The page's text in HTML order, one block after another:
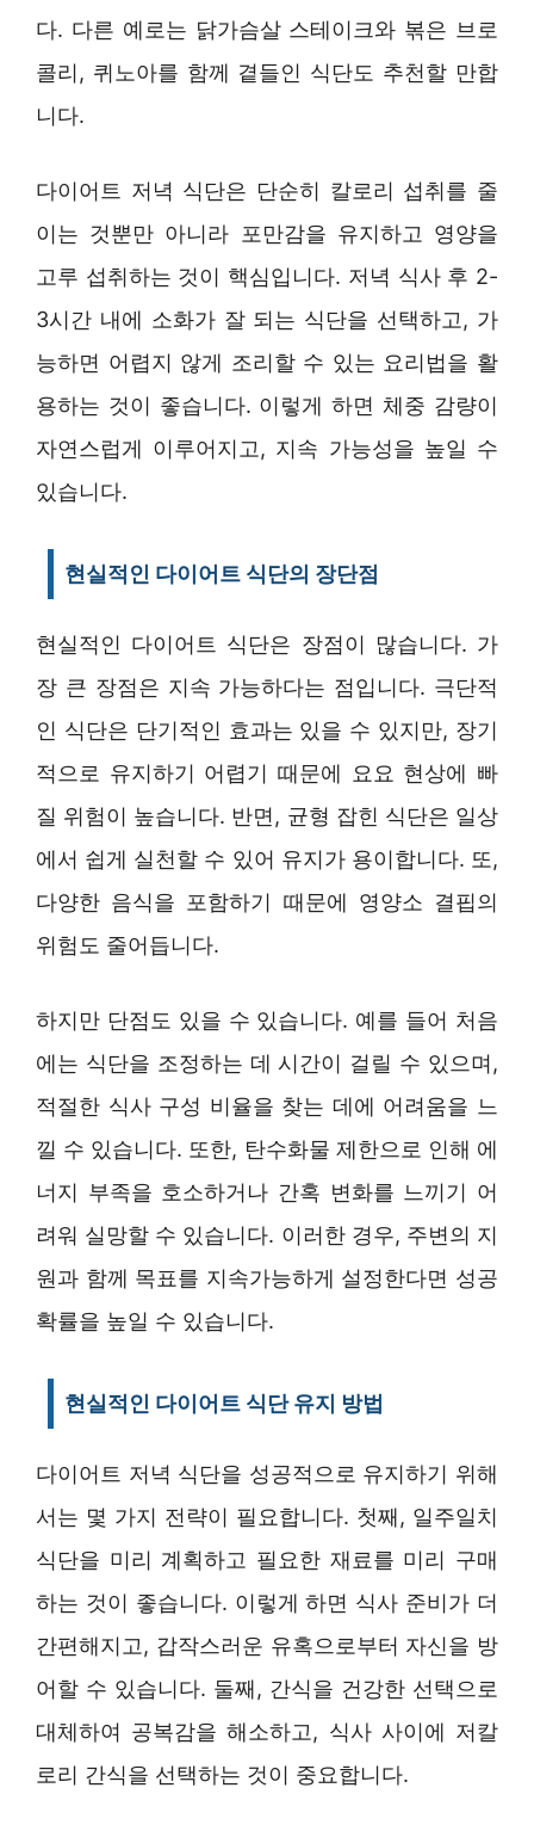
다. 다른 예로는 닭가슴살 스테이크와 볶은 브로
콜리, 퀴노아를 함께 곁들인 식단도 추천할 만합
니다.
다이어트 저녁 식단은 단순히 칼로리 섭취를 줄
이는 것뿐만 아니라 포만감을 유지하고 영양을
고루 섭취하는 것이 핵심입니다. 저녁 식사 후 2-
3시간 내에 소화가 잘 되는 식단을 선택하고, 가
능하면 어렵지 않게 조리할 수 있는 요리법을 활
용하는 것이 좋습니다. 이렇게 하면 체중 감량이
자연스럽게 이루어지고, 지속 가능성을 높일 수
있습니다.
현실적인 다이어트 식단의 장단점
현실적인 다이어트 식단은 장점이 많습니다. 가
장 큰 장점은 지속 가능하다는 점입니다. 극단적
인 식단은 단기적인 효과는 있을 수 있지만, 장기
적으로 유지하기 어렵기 때문에 요요 현상에 빠
질 위험이 높습니다. 반면, 균형 잡힌 식단은 일상
에서 쉽게 실천할 수 있어 유지가 용이합니다. 또,
다양한 음식을 포함하기 때문에 영양소 결핍의
위험도 줄어듭니다.
하지만 단점도 있을 수 있습니다. 예를 들어 처음
에는 식단을 조정하는 데 시간이 걸릴 수 있으며,
적절한 식사 구성 비율을 찾는 데에 어려움을 느
낄 수 있습니다. 또한, 탄수화물 제한으로 인해 에
너지 부족을 호소하거나 간혹 변화를 느끼기 어
려워 실망할 수 있습니다. 이러한 경우, 주변의 지
원과 함께 목표를 지속가능하게 설정한다면 성공
확률을 높일 수 있습니다.
현실적인 다이어트 식단 유지 방법
다이어트 저녁 식단을 성공적으로 유지하기 위해
서는 몇 가지 전략이 필요합니다. 첫째, 일주일치
식단을 미리 계획하고 필요한 재료를 미리 구매
하는 것이 좋습니다. 이렇게 하면 식사 준비가 더
간편해지고, 갑작스러운 유혹으로부터 자신을 방
어할 수 있습니다. 둘째, 간식을 건강한 선택으로
대체하여 공복감을 해소하고, 식사 사이에 저칼
로리 간식을 선택하는 것이 중요합니다.